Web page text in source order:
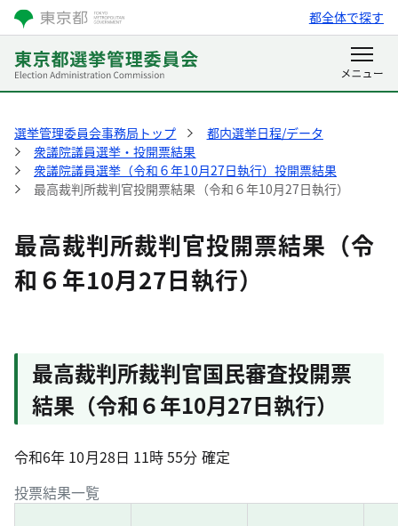
都全体で探す
選挙管理委員会事務局トップ
都内選挙日程/データ
衆議院議員選挙・投開票結果
衆議院議員選挙（令和６年10月27日執行）投開票結果
最高裁判所裁判官投開票結果（令和６年10月27日執行）
最高裁判所裁判官投開票結果（令
和６年10月27日執行）
最高裁判所裁判官国民審査投開票
結果（令和６年10月27日執行）
令和6年 10月28日 11時 55分 確定
投票結果一覧